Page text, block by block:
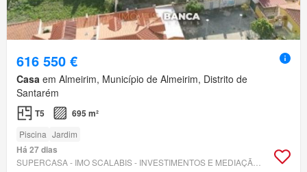
616 550 €
Casa em Almeirim, Município de Almeirim, Distrito de
Santarém
T5 695 m²
Piscina Jardim
Há 27 dias